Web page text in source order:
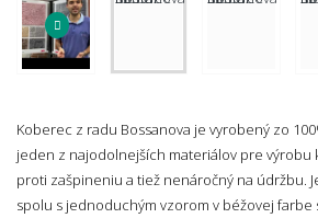
Koberec z radu Bossanova je vyrobený zo
jeden z najodolnejších materiálov pre výrobu
proti zašpineniu a tiež nenáročný na údržbu.
spolu s jednoduchým vzorom v béžovej farbe